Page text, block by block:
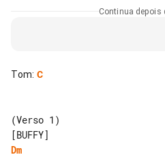
Continua depois
Tom: C
(Verso 1)
Dm